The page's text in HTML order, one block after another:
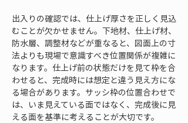
出入りの確認では、仕上げ厚さを正しく見込
むことが欠かせません。下地材、仕上げ材、
防水層、調整材などが重なると、図面上の寸
法よりも現場で意識すべき位置関係が複雑に
なります。仕上げ前の状態だけを見て枠を合
わせると、完成時には想定と違う見え方にな
る場合があります。サッシ枠の位置合わせで
は、いま見えている面ではなく、完成後に見
える面を基準に考えることが大切です。